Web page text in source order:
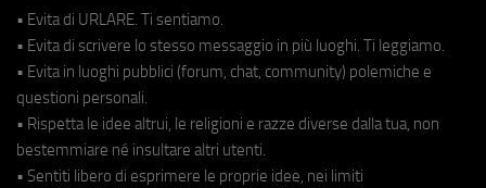
• Evita di URLARE. Ti sentiamo.
• Evita di scrivere lo stesso messaggio in più luoghi. Ti leggiamo.
• Evita in luoghi pubblici (forum, chat, community) polemiche e
questioni personali.
• Rispetta le idee altrui, le religioni e razze diverse dalla tua, non
bestemmiare né insultare altri utenti.
• Sentiti libero di esprimere le proprie idee, nei limiti